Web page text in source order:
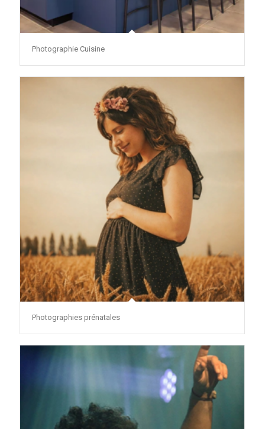
Photographie Cuisine
Photographies prénatales